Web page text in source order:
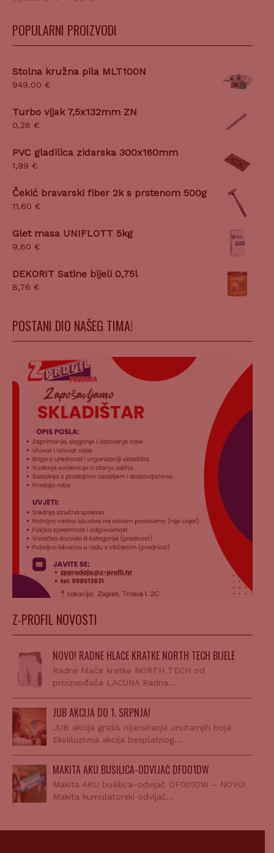
POPULARNI PROIZVODI
Stolna kružna pila MLT100N
949,00 €
Turbo vijak 7,5x132mm ZN
0,28 €
PVC gladilica zidarska 300x160mm
1,99 €
Čekić bravarski fiber 2k s prstenom 500g
11,60 €
Glet masa UNIFLOTT 5kg
9,60 €
DEKORIT Satine bijeli 0,75l
8,76 €
POSTANI DIO NAŠEG TIMA!
Z-PROFIL NOVOSTI
NOVO! RADNE HLAČE KRATKE NORTH TECH BIJELE
Radne hlače kratke NORTH TECH od
proizvođača LACUNA Radna…
JUB AKCIJA DO 1. SRPNJA!
JUB akcija gratis nijansiranja unutarnjih boja
Ekskluzivna akcija besplatnog…
MAKITA AKU BUŠILICA-ODVIJAČ DF001DW
Makita AKU bušilica-odvijač DF001DW – NOVO!
Makita kumulatorski odvijač…